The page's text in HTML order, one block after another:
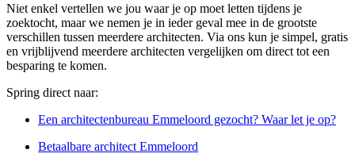
Niet enkel vertellen we jou waar je op moet letten tijdens je
zoektocht, maar we nemen je in ieder geval mee in de grootste
verschillen tussen meerdere architecten. Via ons kun je simpel, gratis
en vrijblijvend meerdere architecten vergelijken om direct tot een
besparing te komen.
Spring direct naar:
Een architectenbureau Emmeloord gezocht? Waar let je op?
Betaalbare architect Emmeloord